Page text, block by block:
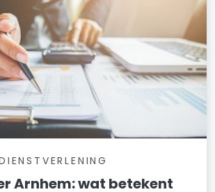
Arnhem: wat betekent